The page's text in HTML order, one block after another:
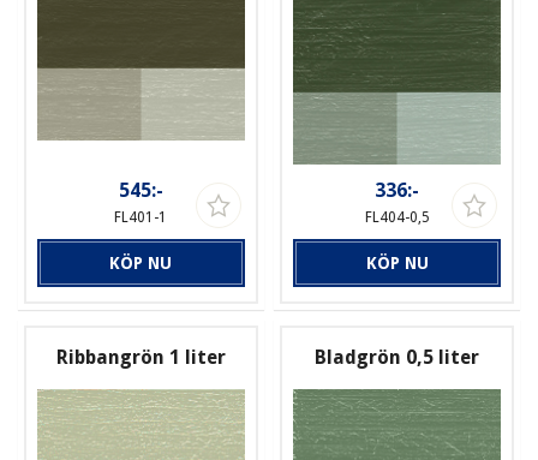
545:-
FL401-1
KÖP NU
336:-
FL404-0,5
KÖP NU
Ribbangrön 1 liter Bladgrön 0,5 liter